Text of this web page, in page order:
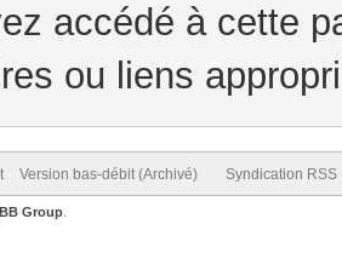
accédé à cette
ou liens
Version bas-débit (Archivé) Syndication RSS
Group